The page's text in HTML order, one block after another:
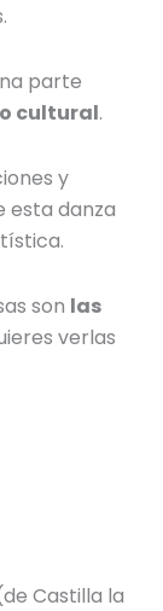
parte
cultural.
y
esta danza
son las
verlas
Castilla la